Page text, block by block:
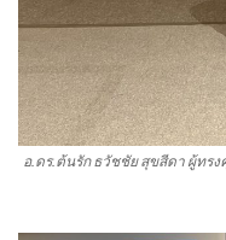
อ.ดร.ต้นรัก ธวัชชัย สุขสีดา ผู้ท